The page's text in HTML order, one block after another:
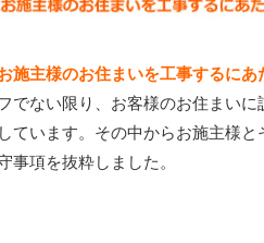
施主様のお住まいを工事するに
でない限り、お客様のお住まい
ています。その中からお施主様
事項を抜粋しました。